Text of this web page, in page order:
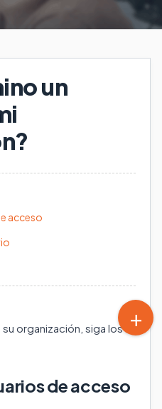
un
acceso
su organización, siga los
de acceso